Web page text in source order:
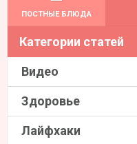
ПОСТНЫЕ БЛЮДА
Категории статей
Видео
Здоровье
Лайфхаки